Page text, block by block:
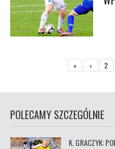
« ‹ 2
POLECAMY SZCZEGÓLNIE
K. GRACZYK: